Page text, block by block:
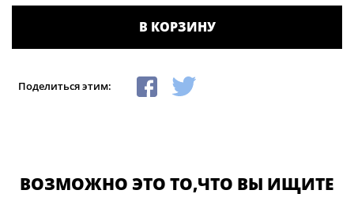
В КОРЗИНУ
Поделиться этим:
ВОЗМОЖНО ЭТО ТО,ЧТО ВЫ ИЩИТЕ